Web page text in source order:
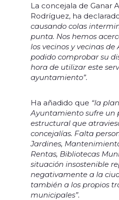
La concejala de Ganar
Rodríguez, ha
causando colas
punta. Nos hemos
los vecinos y vecinas
podido comprobar su
hora de utilizar este
ayuntamiento”.
Ha añadido que “la
Ayuntamiento sufre un
estructural que
concejalías. Falta
Jardines,
Rentas, Bibliotecas
situación insostenible
negativamente a la
también a los propios
municipales”.